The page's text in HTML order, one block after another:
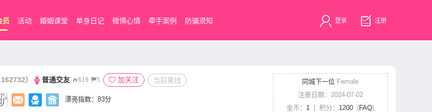
员 活动 婚姻课堂 单身日记 微博心情 牵手案例 防骗须知 登录 注册
） 普通交友 619 5 加关注 当前离线
漂亮指数：83分
同城下一位 Female
注册日期：2024-07-02
金币： 1 | 积分： 1200 (FAQ)